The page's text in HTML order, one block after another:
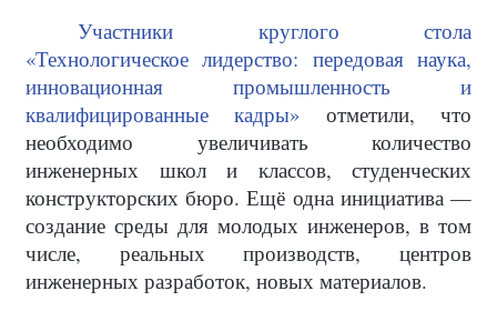
Участники круглого стола
«Технологическое лидерство: передовая наука,
инновационная промышленность и
квалифицированные кадры» отметили, что
необходимо увеличивать количество
инженерных школ и классов, студенческих
конструкторских бюро. Ещё одна инициатива —
создание среды для молодых инженеров, в том
числе, реальных производств, центров
инженерных разработок, новых материалов.